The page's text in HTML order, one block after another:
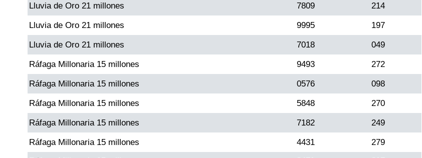
Motilon Noche
Paisita Noche
Paisita 3
Pick 3 Día
Lluvia de Oro 21 millones 7809 214
Lluvia de Oro 21 millones 9995 197
Lluvia de Oro 21 millones 7018 049
Ráfaga Millonaria 15 millones 9493 272
Ráfaga Millonaria 15 millones 0576 098
Ráfaga Millonaria 15 millones 5848 270
Ráfaga Millonaria 15 millones 7182 249
Ráfaga Millonaria 15 millones 4431 279